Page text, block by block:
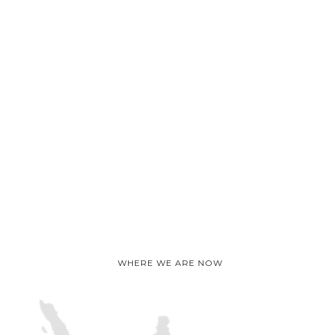
WHERE WE ARE NOW